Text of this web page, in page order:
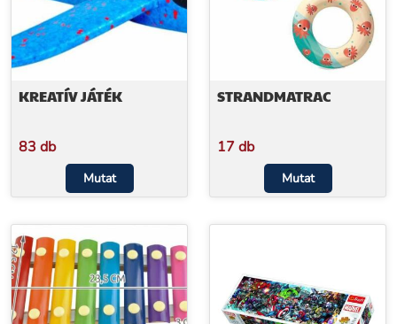
KREATÍV JÁTÉK
83 db
Mutat
STRANDMATRAC
17 db
Mutat